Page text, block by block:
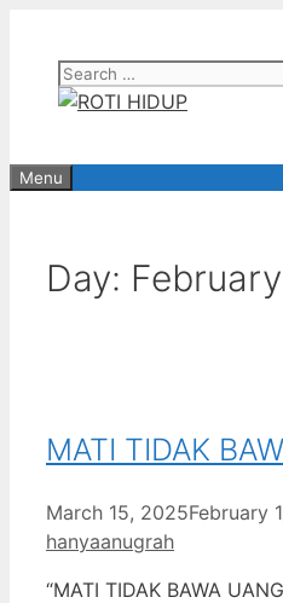
contentSearch
for:
Menu
Day:
MATI TIDAK
March 15, 2025February
hanyaanugrah
“MATI TIDAK BAWA